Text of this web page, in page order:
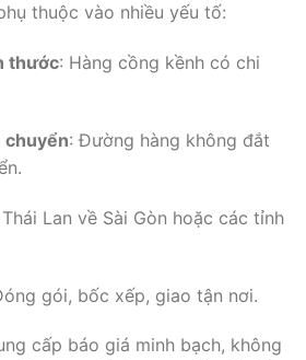
thuộc vào nhiều yếu tố:
thước: Hàng cồng kềnh có chi
chuyển: Đường hàng không đắt
Lan về Sài Gòn hoặc các tỉnh
gói, bốc xếp, giao tận nơi.
cấp báo giá minh bạch, không